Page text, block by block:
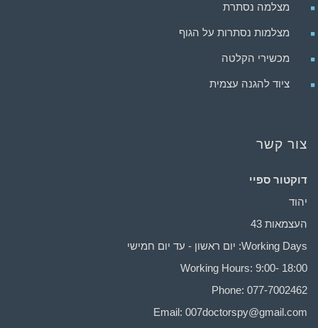
מצלמה נסתרת
מצלמות נסתרות על הגוף
מכשירי הקלטה
ציוד להגנה עצמית
צור קשר
דוקטור ספיי
יהוד
העצמאות 43
Working Days: יום ראשון - עד יום חמישי
Working Hours: 9:00- 18:00
Phone: 077-7002462
Email: 007doctorspy@gmail.com